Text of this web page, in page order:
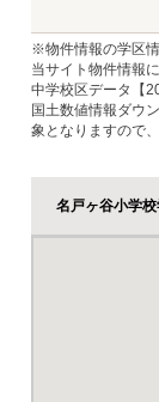
※物件情報の学区
当サイト物件情報
中学校区データ【
国土数値情報ダウ
象となりますので
名戸ヶ谷小学